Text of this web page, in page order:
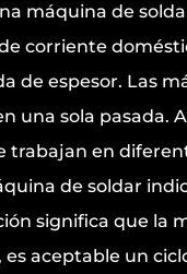
máquina de
corriente
de espesor. Las
una sola
trabajan en
de soldar
significa que la
es aceptable un